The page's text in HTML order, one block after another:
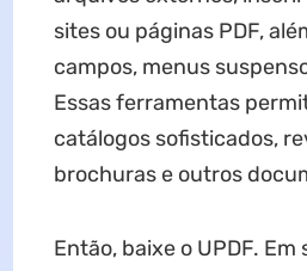
sites ou páginas PDF,
campos, menus
Essas ferramentas
catálogos sofisticados,
brochuras e outros
Então, baixe o UPDF.